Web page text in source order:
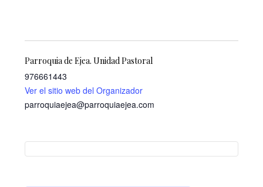
Parroquia de Ejea. Unidad Pastoral
976661443
Ver el sitio web del Organizador
parroquiaejea@parroquiaejea.com